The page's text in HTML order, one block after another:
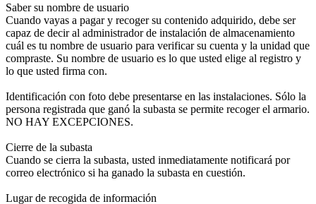
Saber su nombre de usuario
Cuando vayas a pagar y recoger su contenido adquirido, debe ser
capaz de decir al administrador de instalación de almacenamiento
cuál es tu nombre de usuario para verificar su cuenta y la unidad que
compraste. Su nombre de usuario es lo que usted elige al registro y
lo que usted firma con.
Identificación con foto debe presentarse en las instalaciones. Sólo la
persona registrada que ganó la subasta se permite recoger el armario.
NO HAY EXCEPCIONES.
Cierre de la subasta
Cuando se cierra la subasta, usted inmediatamente notificará por
correo electrónico si ha ganado la subasta en cuestión.
Lugar de recogida de información